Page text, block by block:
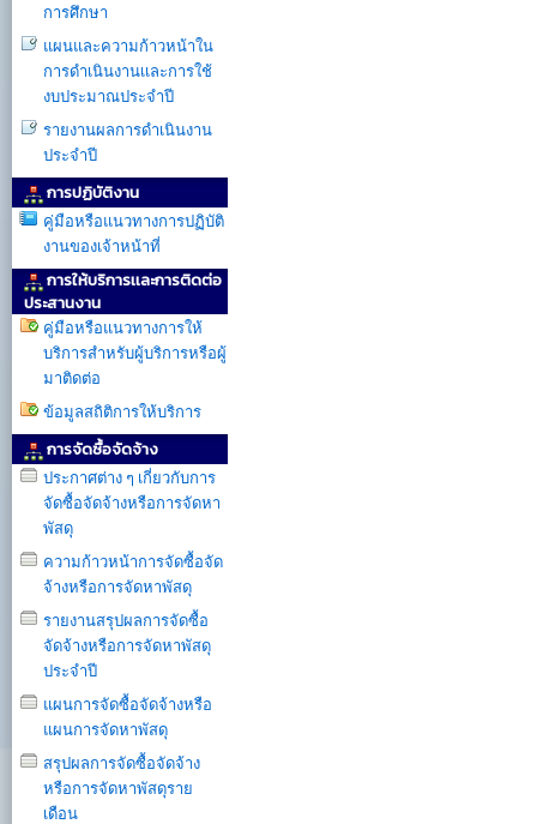
การศึกษา
แผนและความก้าวหน้าใน
การดำเนินงานเเละการใช้
งบประมาณประจำปี
รายงานผลการดำเนินงาน
ประจำปี
การปฏิบัติงาน
คู่มือหรือแนวทางการปฏิบัติ
งานของเจ้าหน้าที่
การให้บริการเเละการติดต่อ
ประสานงาน
คู่มือหรือแนวทางการให้
บริการสำหรับผู้บริการหรือผู้
มาติดต่อ
ข้อมูลสถิติการให้บริการ
การจัดซื้อจัดจ้าง
ประกาศต่าง ๆ เกี่ยวกับการ
จัดซื้อจัดจ้างหรือการจัดหา
พัสดุ
ความก้าวหน้าการจัดซื้อจัด
จ้างหรือการจัดหาพัสดุ
รายงานสรุปผลการจัดซื้อ
จัดจ้างหรือการจัดหาพัสดุ
ประจำปี
แผนการจัดซื้อจัดจ้างหรือ
แผนการจัดหาพัสดุ
สรุปผลการจัดซื้อจัดจ้าง
หรือการจัดหาพัสดุราย
เดือน